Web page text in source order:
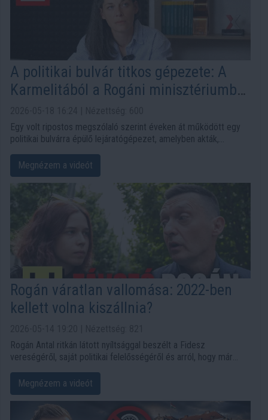
A politikai bulvár titkos gépezete: A
Karmelitából a Rogáni minisztériumból
Egy volt ripostos megszólaló szerint éveken át működött egy
politikai bulvárra épülő lejáratógépezet, amelyben akták,
kampányszerű sajtómunkát. A történetben felbukkan a
Karmelita, Farkas Örs, a Ripost, a Mediaworks és több ismert
politikus neve is, miközben a megszólaló saját felelősségéről is
Megnézem a videót
Rogán váratlan vallomása: 2022-ben
kellett volna kiszállnia?
Rogán Antal ritkán látott nyíltsággal beszélt a Fidesz
vereségéről, saját politikai felelősségéről és arról, hogy már
különösen azért keltett figyelmet, mert a korábbi miniszter a
kampány hibáiról, Habony Árpádról, a Fidesz jövőjéről és saját
vagyonáról is kérdéseket kapott.
Megnézem a videót